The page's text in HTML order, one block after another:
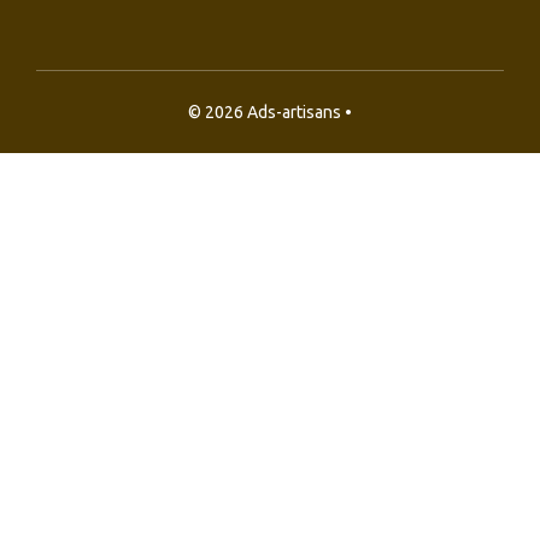
© 2026 Ads-artisans •